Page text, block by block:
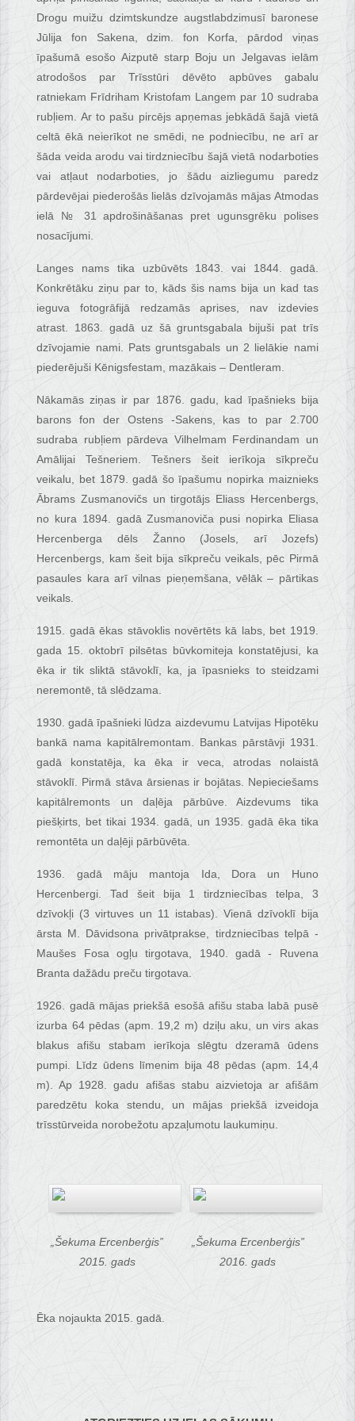
Drogu muižu dzimtskundze augstlabdzimusī baronese
Jūlija fon Sakena, dzim. fon Korfa, pārdod viņas
īpašumā esošo Aizputē starp Boju un Jelgavas ielām
atrodošos par Trīsstūri dēvēto apbūves gabalu
ratniekam Frīdriham Kristofam Langem par 10 sudraba
rubļiem. Ar to pašu pircējs apņemas jebkādā šajā vietā
celtā ēkā neierīkot ne smēdi, ne podniecību, ne arī ar
šāda veida arodu vai tirdzniecību šajā vietā nodarboties
vai atļaut nodarboties, jo šādu aizliegumu paredz
pārdevējai piederošās lielās dzīvojamās mājas Atmodas
ielā № 31 apdrošināšanas pret ugunsgrēku polises
nosacījumi.
Langes nams tika uzbūvēts 1843. vai 1844. gadā.
Konkrētāku ziņu par to, kāds šis nams bija un kad tas
ieguva fotogrāfijā redzamās aprises, nav izdevies
atrast. 1863. gadā uz šā gruntsgabala bijuši pat trīs
dzīvojamie nami. Pats gruntsgabals un 2 lielākie nami
piederējuši Kēnigsfestam, mazākais – Dentleram.
Nākamās ziņas ir par 1876. gadu, kad īpašnieks bija
barons fon der Ostens -Sakens, kas to par 2.700
sudraba rubļiem pārdeva Vilhelmam Ferdinandam un
Amālijai Tešneriem. Tešners šeit ierīkoja sīkpreču
veikalu, bet 1879. gadā šo īpašumu nopirka maiznieks
Ābrams Zusmanovičs un tirgotājs Eliass Hercenbergs,
no kura 1894. gadā Zusmanoviča pusi nopirka Eliasa
Hercenberga dēls Žanno (Josels, arī Jozefs)
Hercenbergs, kam šeit bija sīkpreču veikals, pēc Pirmā
pasaules kara arī vilnas pieņemšana, vēlāk – pārtikas
veikals.
1915. gadā ēkas stāvoklis novērtēts kā labs, bet 1919.
gada 15. oktobrī pilsētas būvkomiteja konstatējusi, ka
ēka ir tik sliktā stāvoklī, ka, ja īpasnieks to steidzami
neremontē, tā slēdzama.
1930. gadā īpašnieki lūdza aizdevumu Latvijas Hipotēku
bankā nama kapitālremontam. Bankas pārstāvji 1931.
gadā konstatēja, ka ēka ir veca, atrodas nolaistā
stāvoklī. Pirmā stāva ārsienas ir bojātas. Nepieciešams
kapitālremonts un daļēja pārbūve. Aizdevums tika
piešķirts, bet tikai 1934. gadā, un 1935. gadā ēka tika
remontēta un daļēji pārbūvēta.
1936. gadā māju mantoja Ida, Dora un Huno
Hercenbergi. Tad šeit bija 1 tirdzniecības telpa, 3
dzīvokļi (3 virtuves un 11 istabas). Vienā dzīvoklī bija
ārsta M. Dāvidsona privātprakse, tirdzniecības telpā -
Maušes Fosa ogļu tirgotava, 1940. gadā - Ruvena
Branta dažādu preču tirgotava.
1926. gadā mājas priekšā esošā afišu staba labā pusē
izurba 64 pēdas (apm. 19,2 m) dziļu aku, un virs akas
blakus afišu stabam ierīkoja slēgtu dzeramā ūdens
pumpi. Līdz ūdens līmenim bija 48 pēdas (apm. 14,4
m). Ap 1928. gadu afišas stabu aizvietoja ar afišām
paredzētu koka stendu, un mājas priekšā izveidoja
trīsstūrveida norobežotu apzaļumotu laukumiņu.
„Šekuma Ercenberģis”
2015. gads
„Šekuma Ercenberģis”
2016. gads
Ēka nojaukta 2015. gadā.